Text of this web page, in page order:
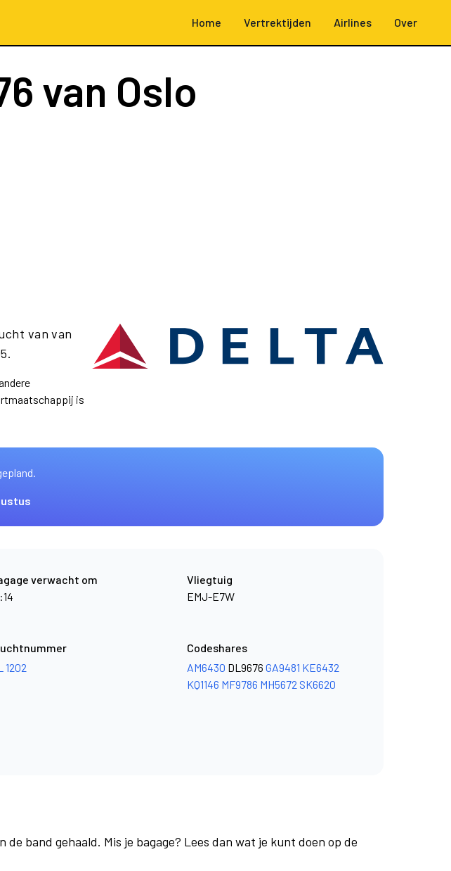
Home Vertrektijden Airlines Over
van Oslo
van van
is
verwacht om
Vliegtuig
EMJ-E7W
1202
Codeshares
AM6430 DL9676 GA9481 KE6432
KQ1146 MF9786 MH5672 SK6620
de band gehaald. Mis je bagage? Lees dan wat je kunt doen op de